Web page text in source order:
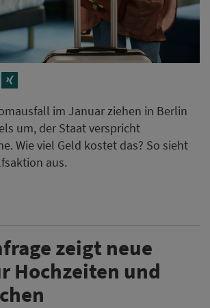
im Januar ziehen in Berlin
um, der Staat verspricht
Wie viel Geld kostet das? So sieht
aus.
zeigt neue
Hochzeiten und